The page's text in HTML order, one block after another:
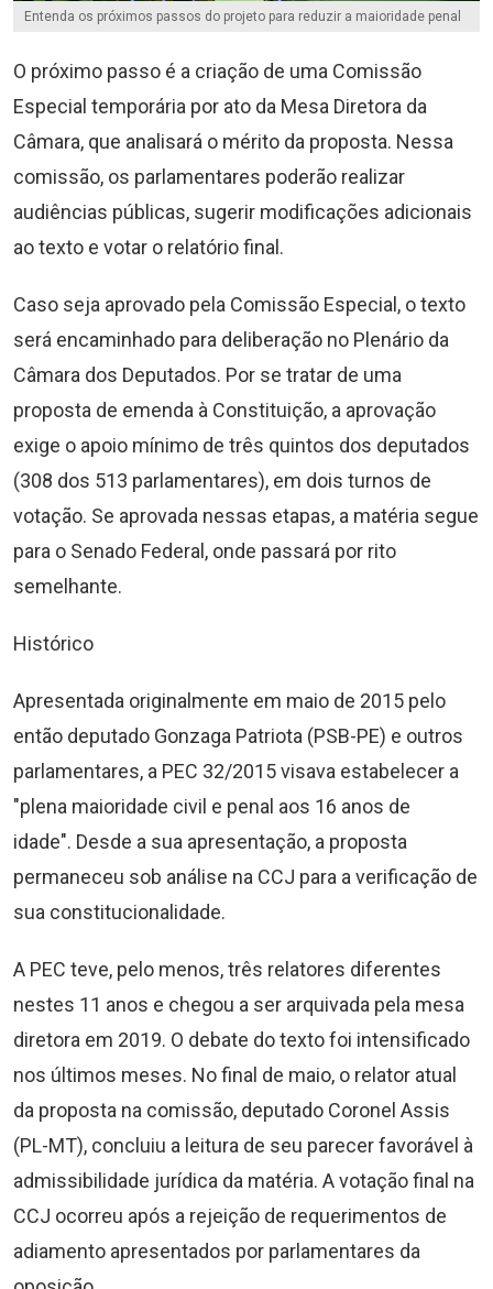
Entenda os próximos passos do projeto para reduzir a maioridade penal
O próximo passo é a criação de uma Comissão
Especial temporária por ato da Mesa Diretora da
Câmara, que analisará o mérito da proposta. Nessa
comissão, os parlamentares poderão realizar
audiências públicas, sugerir modificações adicionais
ao texto e votar o relatório final.
Caso seja aprovado pela Comissão Especial, o texto
será encaminhado para deliberação no Plenário da
Câmara dos Deputados. Por se tratar de uma
proposta de emenda à Constituição, a aprovação
exige o apoio mínimo de três quintos dos deputados
(308 dos 513 parlamentares), em dois turnos de
votação. Se aprovada nessas etapas, a matéria segue
para o Senado Federal, onde passará por rito
semelhante.
Histórico
Apresentada originalmente em maio de 2015 pelo
então deputado Gonzaga Patriota (PSB-PE) e outros
parlamentares, a PEC 32/2015 visava estabelecer a
"plena maioridade civil e penal aos 16 anos de
idade". Desde a sua apresentação, a proposta
permaneceu sob análise na CCJ para a verificação de
sua constitucionalidade.
A PEC teve, pelo menos, três relatores diferentes
nestes 11 anos e chegou a ser arquivada pela mesa
diretora em 2019. O debate do texto foi intensificado
nos últimos meses. No final de maio, o relator atual
da proposta na comissão, deputado Coronel Assis
(PL-MT), concluiu a leitura de seu parecer favorável à
admissibilidade jurídica da matéria. A votação final na
CCJ ocorreu após a rejeição de requerimentos de
adiamento apresentados por parlamentares da